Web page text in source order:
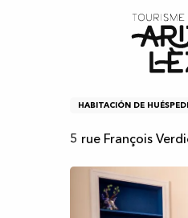
Casa rural - La
Casa
HABITACIÓN DE
5 rue François